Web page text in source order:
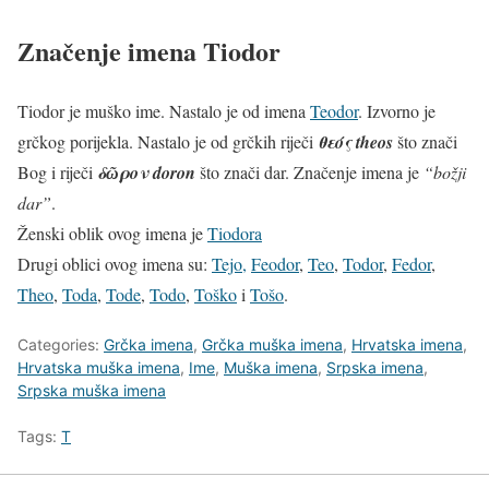
Značenje imena Tiodor
Tiodor je muško ime. Nastalo je od imena Teodor. Izvorno je
grčkog porijekla. Nastalo je od grčkih riječi θεόςtheosšto znači
Bog i riječi δῶρονdoron što znači dar. Značenje imena je “božji
dar”.
Ženski oblik ovog imena jeTiodora
Drugi oblici ovog imena su: Tejo, Feodor, Teo, Todor, Fedor,
Theo, Toda, Tode, Todo, Toškoi Tošo.
Categories: Grčka imena, Grčka muška imena, Hrvatska imena,
Hrvatska muška imena, Ime, Muška imena, Srpska imena,
Srpska muška imena
Tags: T